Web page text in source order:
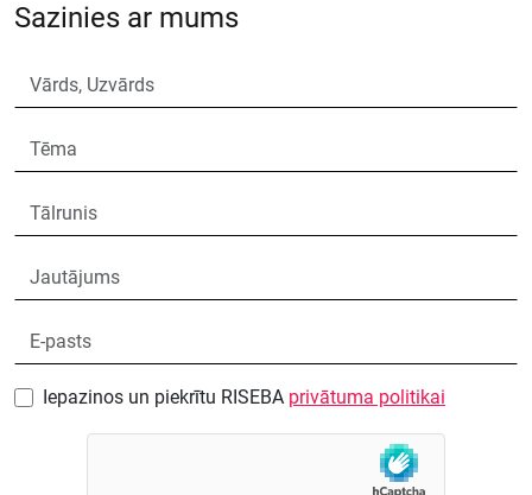
Sazinies ar mums
Iepazinos un piekrītu RISEBA privātuma politikai